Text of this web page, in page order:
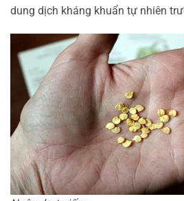
dung dịch kháng khuẩn tự nhiên